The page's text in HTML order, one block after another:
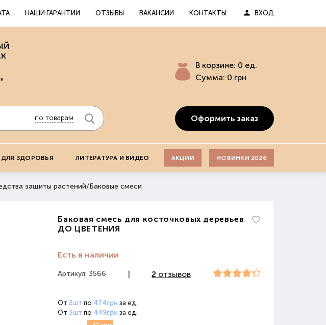
НАШИ ГАРАНТИИ ОТЗЫВЫ ВАКАНСИИ КОНТАКТЫ ВХОД
по товарам
В корзине: 0 ед.
Сумма: 0 грн
Оформить заказ
ДЛЯ ЗДОРОВЬЯ ЛИТЕРАТУРА И ВИДЕО АКЦИИ НОВИНКИ 2026
защиты растений/Баковые смеси
Баковая смесь для косточковых деревьев
ДО ЦВЕТЕНИЯ
Есть в наличии
Артикул: 3566 | 2 отзывов
От2шт по 474грн за ед.
От 3шт по 449грн за ед.